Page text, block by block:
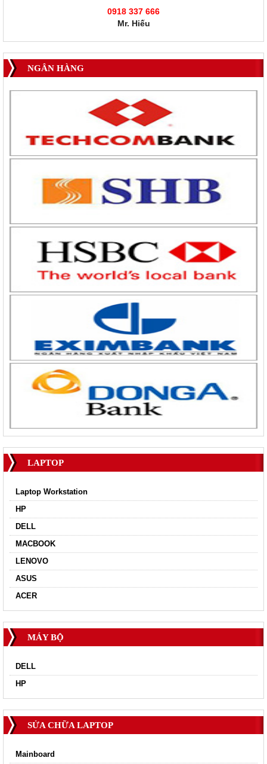
0918 337 666
Mr. Hiếu
NGÂN HÀNG
LAPTOP
Laptop Workstation
HP
DELL
MACBOOK
LENOVO
ASUS
ACER
MÁY BỘ
DELL
HP
SỬA CHỮA LAPTOP
Mainboard